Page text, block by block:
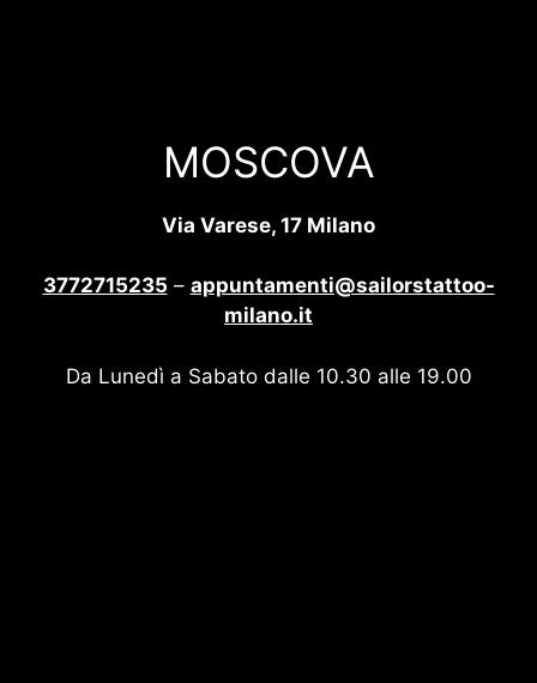
MOSCOVA
Via Varese, 17 Milano
3772715235 – appuntamenti@sailorstattoo-
milano.it
Da Lunedì a Sabato dalle 10.30 alle 19.00